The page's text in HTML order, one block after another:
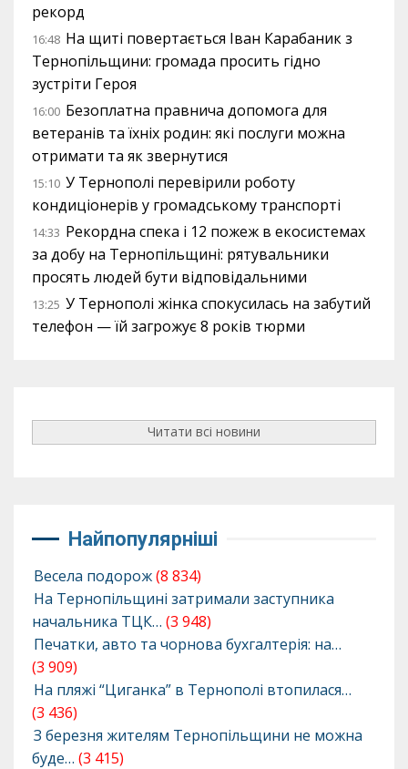
рекорд
16:48 На щиті повертається Іван Карабаник з
Тернопільщини: громада просить гідно
зустріти Героя
16:00 Безоплатна правнича допомога для
ветеранів та їхніх родин: які послуги можна
отримати та як звернутися
15:10 У Тернополі перевірили роботу
кондиціонерів у громадському транспорті
14:33 Рекордна спека і 12 пожеж в екосистемах
за добу на Тернопільщині: рятувальники
просять людей бути відповідальними
13:25 У Тернополі жінка спокусилась на забутий
телефон — їй загрожує 8 років тюрми
Читати всі новини
Найпопулярніші
Весела подорож(8 834)
На Тернопільщині затримали заступника
начальника ТЦК… (3 948)
Печатки, авто та чорнова бухгалтерія: на…
(3 909)
На пляжі “Циганка” в Тернополі втопилася…
(3 436)
З березня жителям Тернопільщини не можна
буде… (3 415)